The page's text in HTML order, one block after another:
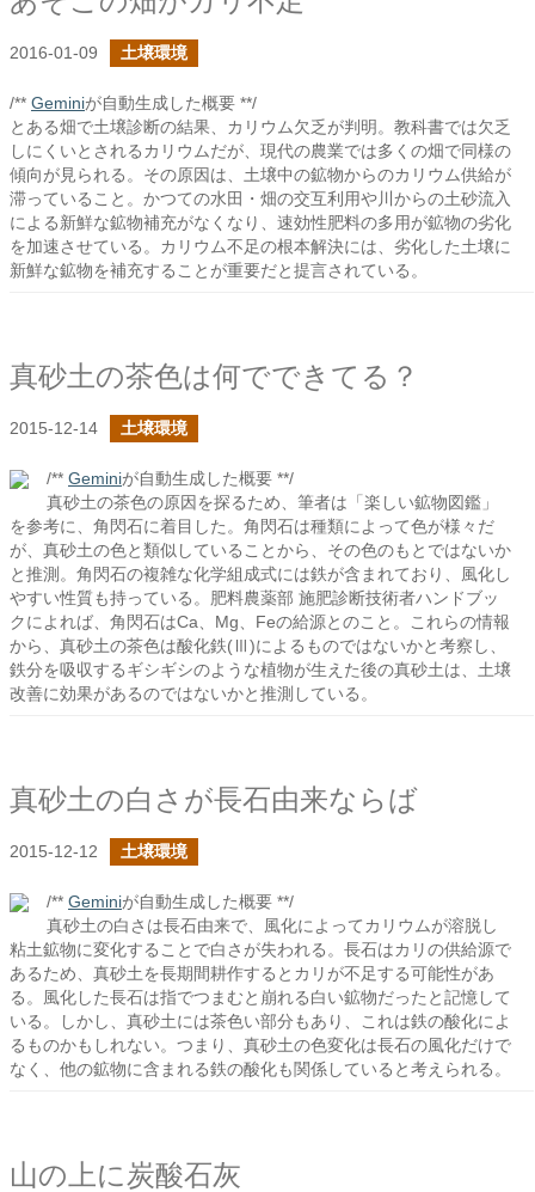
2016-01-09 土壌環境
/** Geminiが自動生成した概要 **/
とある畑で土壌診断の結果、カリウム欠乏が判明。教科書では欠乏
しにくいとされるカリウムだが、現代の農業では多くの畑で同様の
傾向が見られる。その原因は、土壌中の鉱物からのカリウム供給が
滞っていること。かつての水田・畑の交互利用や川からの土砂流入
による新鮮な鉱物補充がなくなり、速効性肥料の多用が鉱物の劣化
を加速させている。カリウム不足の根本解決には、劣化した土壌に
新鮮な鉱物を補充することが重要だと提言されている。
真砂土の茶色は何でできてる？
2015-12-14 土壌環境
/** Geminiが自動生成した概要 **/
真砂土の茶色の原因を探るため、筆者は「楽しい鉱物図鑑」
を参考に、角閃石に着目した。角閃石は種類によって色が様々だ
が、真砂土の色と類似していることから、その色のもとではないか
と推測。角閃石の複雑な化学組成式には鉄が含まれており、風化し
やすい性質も持っている。肥料農薬部 施肥診断技術者ハンドブッ
クによれば、角閃石はCa、Mg、Feの給源とのこと。これらの情報
から、真砂土の茶色は酸化鉄(Ⅲ)によるものではないかと考察し、
鉄分を吸収するギシギシのような植物が生えた後の真砂土は、土壌
改善に効果があるのではないかと推測している。
真砂土の白さが長石由来ならば
2015-12-12 土壌環境
/** Geminiが自動生成した概要 **/
真砂土の白さは長石由来で、風化によってカリウムが溶脱し
粘土鉱物に変化することで白さが失われる。長石はカリの供給源で
あるため、真砂土を長期間耕作するとカリが不足する可能性があ
る。風化した長石は指でつまむと崩れる白い鉱物だったと記憶して
いる。しかし、真砂土には茶色い部分もあり、これは鉄の酸化によ
るものかもしれない。つまり、真砂土の色変化は長石の風化だけで
なく、他の鉱物に含まれる鉄の酸化も関係していると考えられる。
山の上に炭酸石灰